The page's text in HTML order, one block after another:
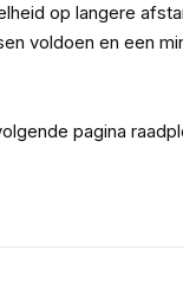
op langere
voldoen en een
pagina